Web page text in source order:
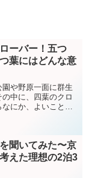
ーバー！五つ
葉にはどんな意
や野原一面に群生
中に、四葉のクロ
にか、よいことが
本だけ...
聞いてみた〜京
えた理想の2泊3